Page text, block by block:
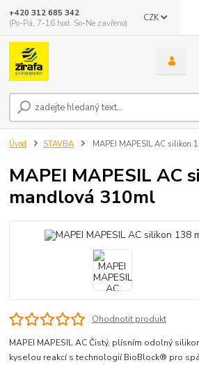
CZK
+420 312 685 342
(Po-Pá, 7-16 hod. So-Ne zavřeno)
Úvod STAVBA MAPEI MAPESIL AC silikon
MAPEI MAPESIL AC
mandlová 310ml
Ohodnotit produkt
MAPEI MAPESIL AC Čistý, plísním odolný
kyselou reakcí s technologií BioBlock® pro